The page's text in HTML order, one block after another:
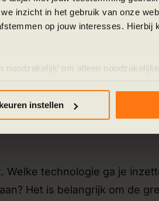
inzicht in het gebruik van onze
op jouw interesses. Hierbij
noodzakelijk’ om alleen
instellen
Koppel hier direct een
Formuleer dit zo concreet
verwerkingstijd van
Welke technologie ga je
Het is belangrijk om de